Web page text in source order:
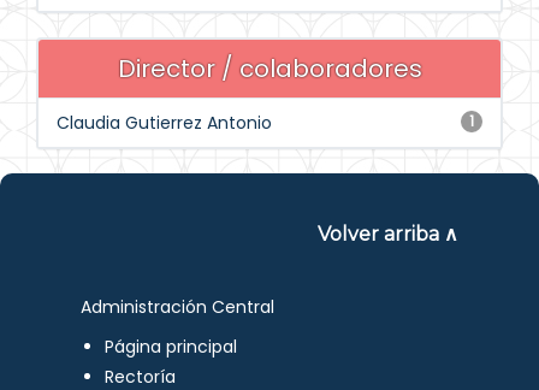
Director / colaboradores
1
Claudia Gutierrez Antonio
Volver arriba ∧
Administración Central
Página principal
Rectoría